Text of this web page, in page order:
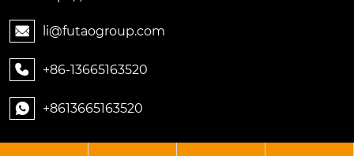
 li@futaogroup.com
 +86-13665163520
 +8613665163520